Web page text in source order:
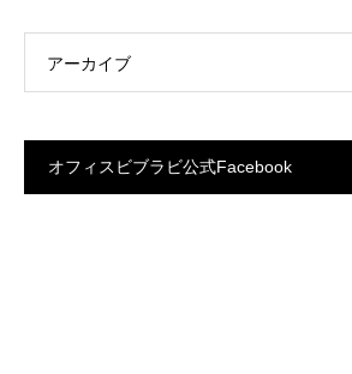
アーカイブ
オフィスビブラビ公式Facebook